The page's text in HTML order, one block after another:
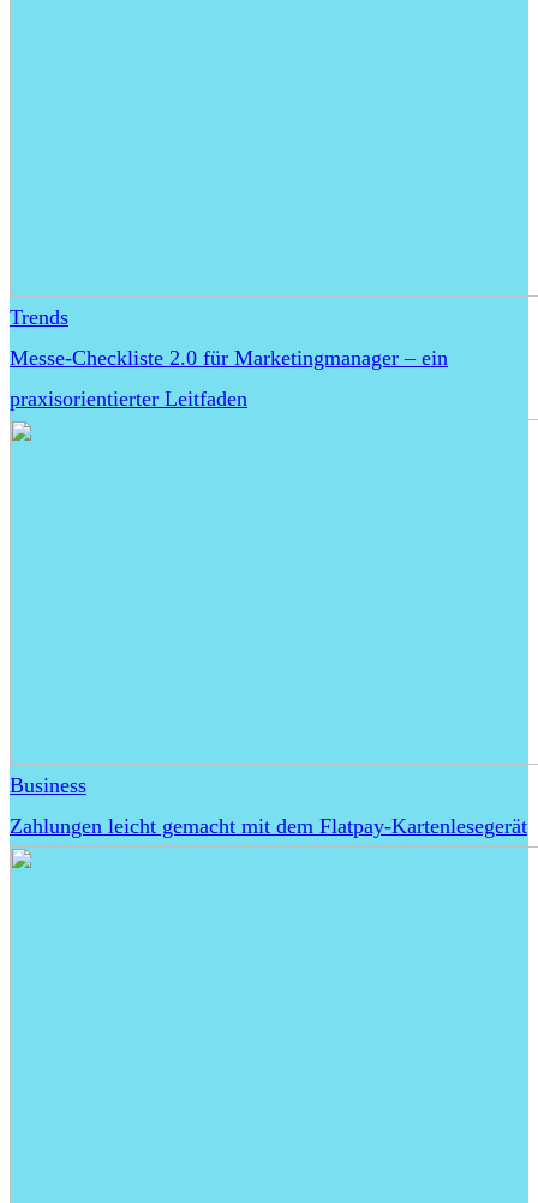
Trends
Messe-Checkliste 2.0 für Marketingmanager – ein
praxisorientierter Leitfaden
Business
Zahlungen leicht gemacht mit dem Flatpay-Kartenlesegerät